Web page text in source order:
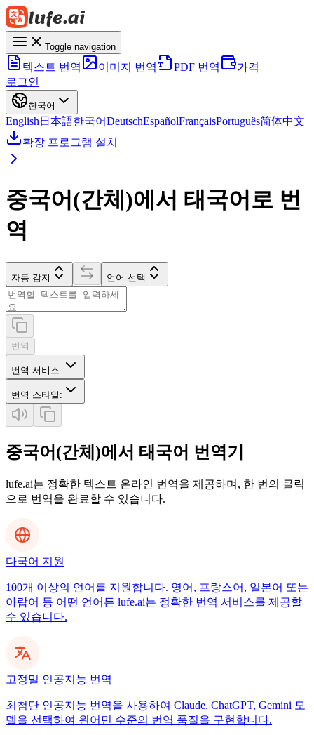
Toggle navigation
텍스트 번역 이미지 번역 PDF 번역
가격
로그인
한국어
English 日本語한국어DeutschEspañolFrançaisPortuguês简体中文
확장 프로그램 설치
중국어(간체)에서 태국어로 번
역
자동 감지 언어 선택
번역
번역 서비스:
번역 스타일 :
중국어(간체)에서 태국어 번역기
lufe.ai는 정확한 텍스트 온라인 번역을 제공하며, 한 번의 클릭
으로 번역을 완료할 수 있습니다.
다국어 지원
100개 이상의 언어를 지원합니다. 영어, 프랑스어, 일본어 또는
아랍어 등 어떤 언어든 lufe.ai는 정확한 번역 서비스를 제공할
수 있습니다.
고정밀 인공지능 번역
최첨단 인공지능 번역을 사용하여 Claude, ChatGPT, Gemini 모
델을 선택하여 원어민 수준의 번역 품질을 구현합니다.